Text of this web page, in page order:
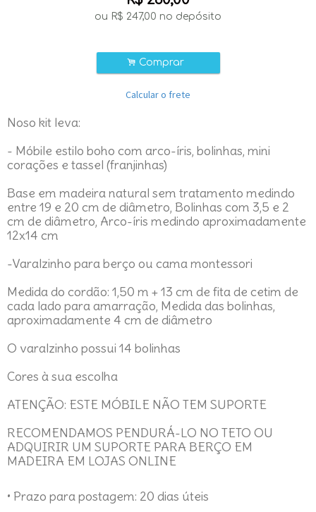
ou R$ 247,00 no depósito
. Comprar
Calcular o frete
Noso kit leva:
- Móbile estilo boho com arco-íris, bolinhas, mini
corações e tassel (franjinhas)
Base em madeira natural sem tratamento medindo
entre 19 e 20 cm de diâmetro, Bolinhas com 3,5 e 2
cm de diâmetro, Arco-íris medindo aproximadamente
12x14 cm
-Varalzinho para berço ou cama montessori
Medida do cordão: 1,50 m + 13 cm de fita de cetim de
cada lado para amarração, Medida das bolinhas,
aproximadamente 4 cm de diâmetro
O varalzinho possui 14 bolinhas
Cores à sua escolha
ATENÇÃO: ESTE MÓBILE NÃO TEM SUPORTE
RECOMENDAMOS PENDURÁ-LO NO TETO OU
ADQUIRIR UM SUPORTE PARA BERÇO EM
MADEIRA EM LOJAS ONLINE
• Prazo para postagem: 20 dias úteis